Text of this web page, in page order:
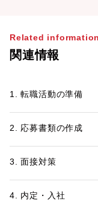
Related information
関連情報
1. 転職活動の準備
2. 応募書類の作成
3. 面接対策
4. 内定・入社